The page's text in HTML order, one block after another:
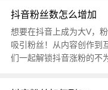
抖音粉丝数怎么增加
想要在抖音上成为大V，
吸引粉丝！从内容创作到
们一起解锁抖音涨粉的不